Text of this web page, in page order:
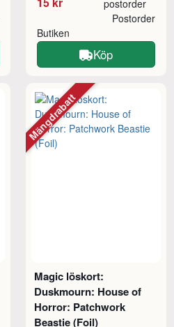
postorder
Butiken
Postorder
Köp
Magic löskort:
Duskmourn: House of
Horror: Patchwork
Beastie (Foil)
Mängdrabatt